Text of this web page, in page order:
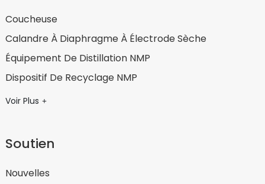
Coucheuse
Calandre À Diaphragme À Électrode Sèche
Équipement De Distillation NMP
Dispositif De Recyclage NMP
Voir Plus
Soutien
Nouvelles